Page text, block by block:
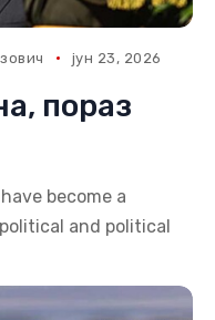
јун 23, 2026
пораз
become a
and political